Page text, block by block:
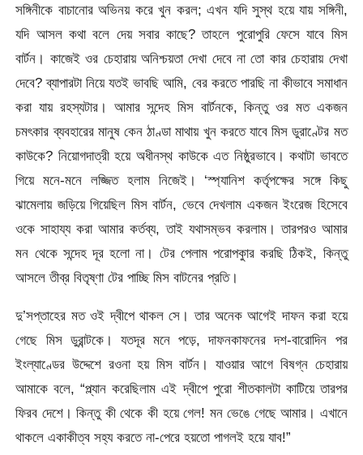
সঙ্গিনীকে বাচানোর অভিনয় করে খুন করল; এখন যদি সুস্থ হয়ে যায় সঙ্গিনী,
যদি আসল কথা বলে দেয় সবার কাছে? তাহলে পুরোপুরি ফেসে যাবে মিস
বার্টন। কাজেই ওর চেহারায় অনিশ্চয়তা দেখা দেবে না তো কার চেহারায় দেখা
দেবে? ব্যাপারটা নিয়ে যতই ভাবছি আমি, বের করতে পারছি না কীভাবে সমাধান
করা যায় রহস্যটার। আমার সন্দেহ মিস বার্টনকে, কিন্তু ওর মত একজন
চমৎকার ব্যবহারের মানুষ কেন ঠাণ্ডা মাথায় খুন করতে যাবে মিস ডুরাণ্টের মত
কাউকে? নিয়োগদাত্রী হয়ে অধীনস্থ কাউকে এত নিষ্ঠুরভাবে। কথাটা ভাবতে
গিয়ে মনে-মনে লজ্জিত হলাম নিজেই। ‘স্প্যানিশ কর্তৃপক্ষের সঙ্গে কিছু
ঝামেলায় জড়িয়ে গিয়েছিল মিস বার্টন, ভেবে দেখলাম একজন ইংরেজ হিসেবে
ওকে সাহায্য করা আমার কর্তব্য, তাই যথাসম্ভব করলাম। তারপরও আমার
মন থেকে সন্দেহ দূর হলো না। টের পেলাম পরোপকুার করছি ঠিকই, কিন্তু
আসলে তীব্র বিতৃষ্ণা টের পাচ্ছি মিস বাটনের প্রতি।
দু’সপ্তাহের মত ওই দ্বীপে থাকল সে। তার অনেক আগেই দাফন করা হয়ে
গেছে মিস ডুরান্টকে। যতদূর মনে পড়ে, দাফনকাফনের দশ-বারোদিন পর
ইংল্যাণ্ডের উদ্দেশে রওনা হয় মিস বার্টন। যাওয়ার আগে বিষগ্ন চেহারায়
আমাকে বলে, “প্ল্যান করেছিলাম এই দ্বীপে পুরো শীতকালটা কাটিয়ে তারপর
ফিরব দেশে। কিন্তু কী থেকে কী হয়ে গেল! মন ভেঙে গেছে আমার। এখানে
থাকলে একাকীত্ব সহ্য করতে না-পেরে হয়তো পাগলই হয়ে যাব!”